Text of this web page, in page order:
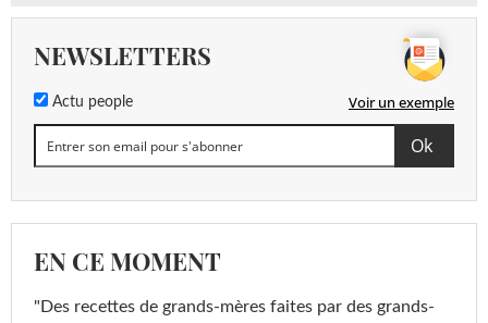
NEWSLETTERS
Actu people Voir un exemple
EN CE MOMENT
"Des recettes de grands-mères faites par des grands-